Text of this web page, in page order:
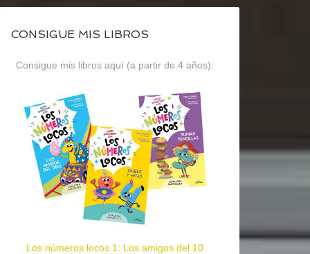
CONSIGUE MIS LIBROS
Consigue mis libros aquí (a partir de 4 años):
Los números locos 1: Los amigos del 10